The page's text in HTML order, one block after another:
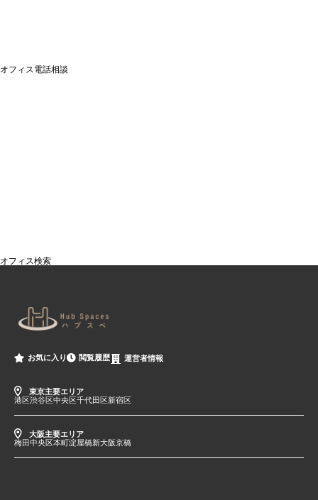
オフィス電話相談
オフィス検索
お気に入り 閲覧履歴 運営者情報
東京主要エリア
港区渋谷区中央区千代田区新宿区
大阪主要エリア
梅田中央区本町淀屋橋新大阪京橋